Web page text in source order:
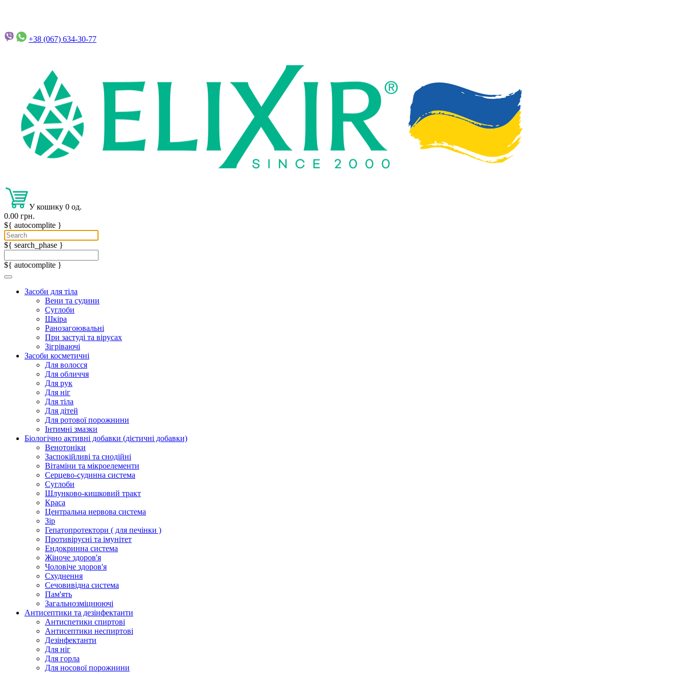
+38 (067) 634-30-77
У кошику 0 од.
0.00 грн.
${ autocomplite }
${ search_phase }
${ autocomplite }
Засоби для тіла
Вени та судини
Суглоби
Шкіра
Ранозагоювальні
При застуді та вірусах
Зігріваючі
Засоби косметичні
Для волосся
Для обличчя
Для рук
Для ніг
Для тіла
Для дітей
Для ротової порожнини
Інтимні змазки
Біологічно активні добавки (дієтичні добавки)
Венотоніки
Заспокійливі та снодійні
Вітаміни та мікроелементи
Серцево-судинна система
Суглоби
Шлунково-кишковий тракт
Краса
Центральна нервова система
Зір
Гепатопротектори ( для печінки )
Противірусні та імунітет
Ендокринна система
Жіноче здоров'я
Чоловіче здоров'я
Схуднення
Сечовивідна система
Пам'ять
Загальнозміцнюючі
Антисептики та дезінфектанти
Антиспетики спиртові
Антисептики неспиртові
Дезінфектанти
Для ніг
Для горла
Для носової порожнини